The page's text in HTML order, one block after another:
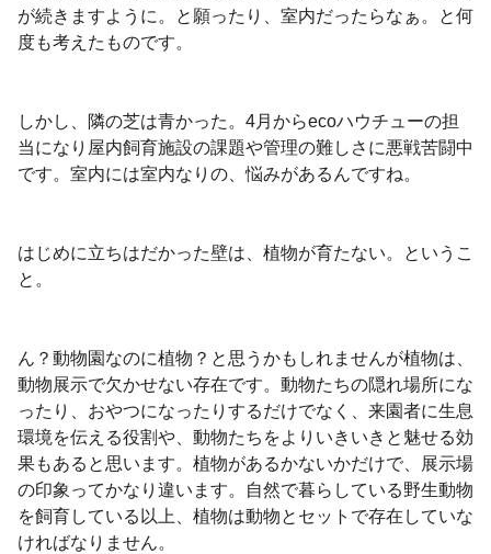
が続きますように。と願ったり、室内だったらなぁ。と何
度も考えたものです。
しかし、隣の芝は青かった。 4月からecoハウチューの担
当になり屋内飼育施設の課題や管理の難しさに悪戦苦闘中
です。室内には室内なりの、悩みがあるんですね。
はじめに立ちはだかった壁は、植物が育たない。というこ
と。
ん？動物園なのに植物？と思うかもしれませんが植物は、
動物展示で欠かせない存在です。動物たちの隠れ場所にな
ったり、おやつになったりするだけでなく、来園者に生息
環境を伝える役割や、動物たちをよりいきいきと魅せる効
果もあると思います。植物があるかないかだけで、展示場
の印象ってかなり違います。自然で暮らしている野生動物
を飼育している以上、植物は動物とセットで存在していな
ければなりません。